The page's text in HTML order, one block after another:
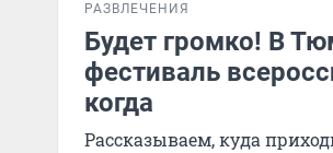
РАЗВЛЕЧЕНИЯ
Будет громко! В
фестиваль
когда
Рассказываем, куда